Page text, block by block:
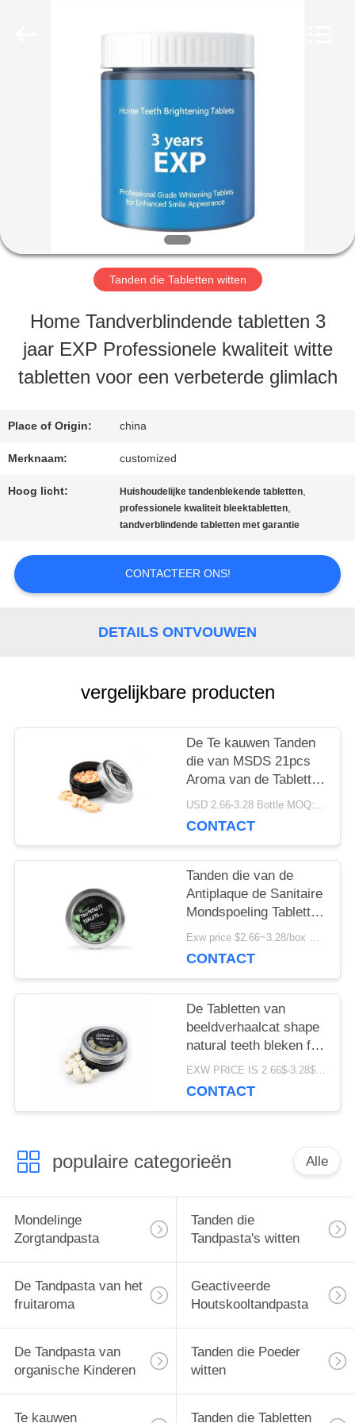
ONGEVEER
FABRIEKSREIS
CONTACTEER
ONS
VERZOEK
OM
SITEMAP
PRIVACYBELEID
Tanden die Tabletten witten
Home Tandverblindende tabletten 3
jaar EXP Professionele kwaliteit witte
tabletten voor een verbeterde glimlach
Place of Origin: china
Merknaam: customized
Hoog licht: Huishoudelijke tandenblekende tabletten,
professionele kwaliteit bleektabletten,
tandverblindende tabletten met garantie
CONTACTEER ONS!
DETAILS ONTVOUWEN
vergelijkbare producten
De Te kauwen Tanden
die van MSDS 21pcs
Aroma van de Tabletten
het Chemisch
witten
USD 2.66-3.28 Bottle MOQ:150 Flessen
CONTACT
Tanden die van de
Antiplaque de Sanitaire
Mondspoeling Tabletten
Zonder binnenband
Exw price $2.66~3.28/box MOQ:5000 Dozen
CONTACT
De Tabletten van
beeldverhaalcat shape
natural teeth bleken fris
worden het Pakket vanEXW PRICE IS 2.66$-3.28$/BOTTLE MOQ:de doos van 60pcs *100
CONTACT
populaire categorieën Alle
Mondelinge
Zorgtandpasta
Tanden die
Tandpasta's witten
De Tandpasta van het
fruitaroma
Geactiveerde
Houtskooltandpasta
De Tandpasta van
organische Kinderen
Tanden die Poeder
witten
Te kauwen Tanden die Tabletten